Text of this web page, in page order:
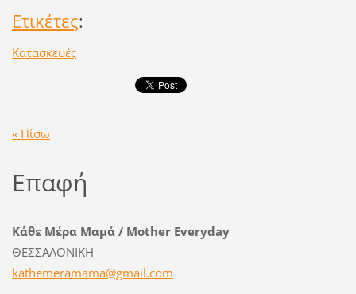
Ετικέτες:
Κατασκευές
« Πίσω
Επαφή
Κάθε Μέρα Μαμά / Mother Everyday
ΘΕΣΣΑΛΟΝΙΚΗ
kathemeramama@gmail.com